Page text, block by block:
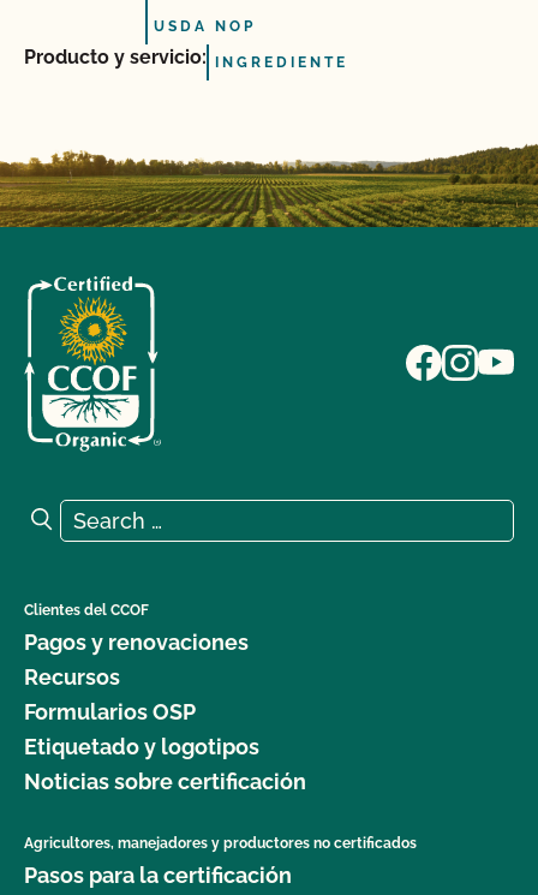
USDA NOP
Producto y servicio: INGREDIENTE
Search for:
Search
Clientes del CCOF
Pagos y renovaciones
Recursos
Formularios OSP
Etiquetado y logotipos
Noticias sobre certificación
Agricultores, manejadores y productores no certificados
Pasos para la certificación